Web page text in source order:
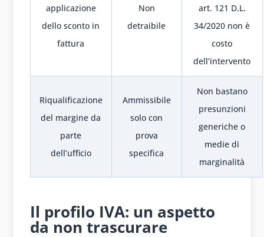
applicazione
dello sconto in
fattura
Non
detraibile
art. 121 D.L.
34/2020 non è
costo
dell’intervento
Riqualificazione
del margine da
parte
dell’ufficio
Ammissibile
solo con
prova
specifica
Non bastano
presunzioni
generiche o
medie di
marginalità
Il profilo IVA: un aspetto
da non trascurare